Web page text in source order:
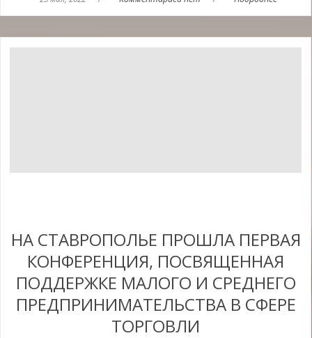
НА СТАВРОПОЛЬЕ ПРОШЛА ПЕРВАЯ
КОНФЕРЕНЦИЯ, ПОСВЯЩЕННАЯ
ПОДДЕРЖКЕ МАЛОГО И СРЕДНЕГО
ПРЕДПРИНИМАТЕЛЬСТВА В СФЕРЕ
ТОРГОВЛИ